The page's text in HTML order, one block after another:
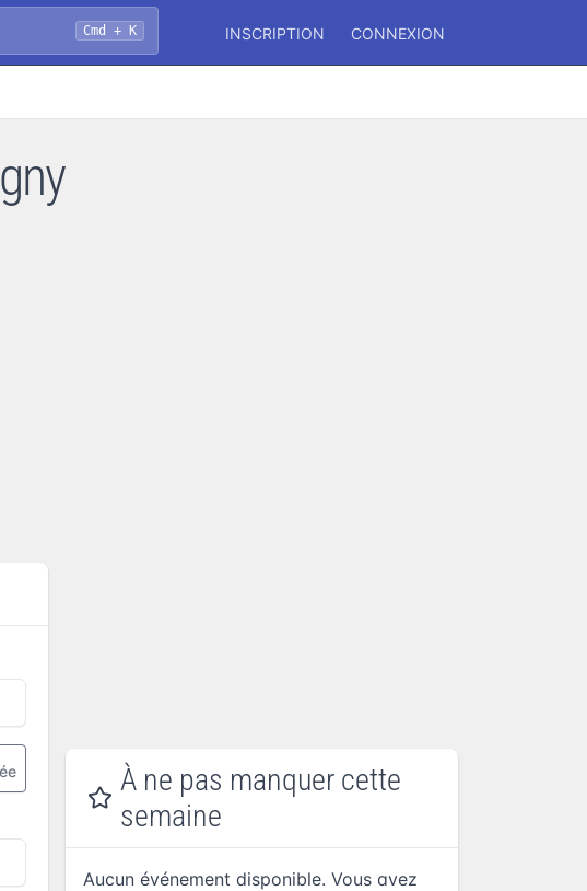
Cmd + K INSCRIPTION CONNEXION
À ne pas manquer cette
semaine
Aucun événement disponible. Vous avez